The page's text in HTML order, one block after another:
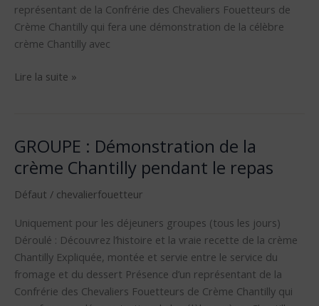
représentant de la Confrérie des Chevaliers Fouetteurs de
Crème Chantilly qui fera une démonstration de la célèbre
crème Chantilly avec
Lire la suite »
GROUPE : Démonstration de la
crème Chantilly pendant le repas
Défaut / chevalierfouetteur
Uniquement pour les déjeuners groupes (tous les jours)
Déroulé : Découvrez l’histoire et la vraie recette de la crème
Chantilly Expliquée, montée et servie entre le service du
fromage et du dessert Présence d’un représentant de la
Confrérie des Chevaliers Fouetteurs de Crème Chantilly qui
GROUPE
Démonstration
de
crème
Chantilly
pendant
le
repas